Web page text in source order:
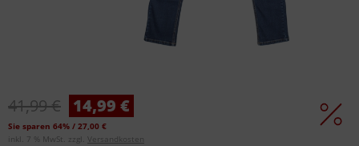
41,99 € 14,99 €
Sie sparen 64% / 27,00 €
inkl. 7 % MwSt. zzgl. Versandkosten